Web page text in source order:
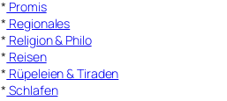
* Promis
* Regionales
* Religion & Philo
* Reisen
* Rüpeleien & Tiraden
* Schlafen